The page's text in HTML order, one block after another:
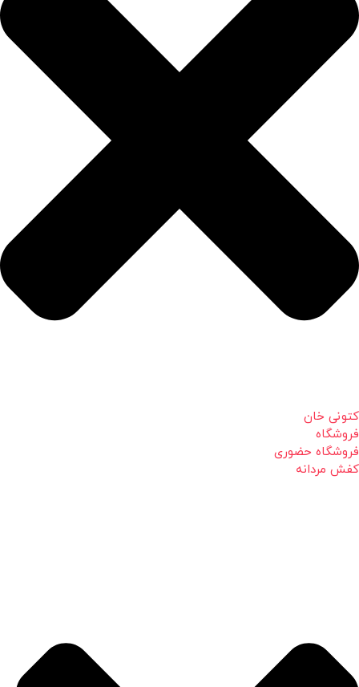
کتونی خان
فروشگاه
فروشگاه حضوری
کفش مردانه